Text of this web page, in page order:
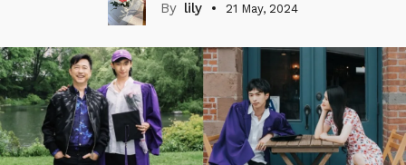
lily 21 May, 2024